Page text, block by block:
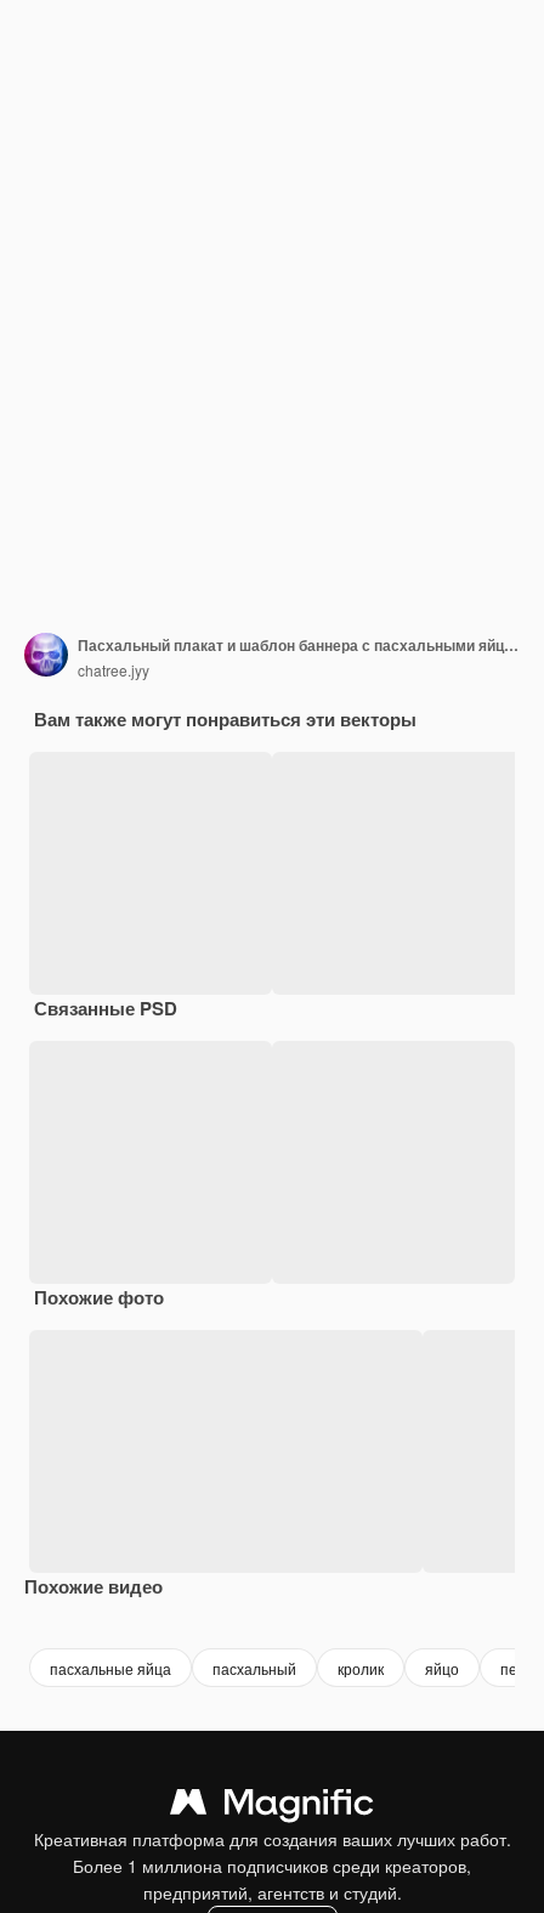
Пасхальный плакат и шаблон баннера с пасхальными яйцами и бисквитом с милым кроликом на светло-зеленом фоне.
chatree.jyy
Вам также могут понравиться эти векторы
Связанные PSD
Похожие фото
Похожие видео
пасхальные яйца пасхальный кролик яйцо
Креативная платформа для создания ваших лучших работ.
Более 1 миллиона подписчиков среди креаторов,
предприятий, агентств и студий.